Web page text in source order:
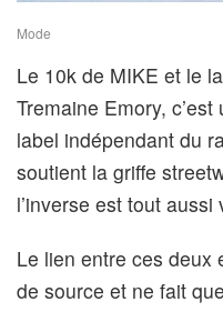
Mode
Le 10k de MIKE et le
Tremaine Emory,
label indépendant du
soutient la griffe
l’inverse est tout aussi
Le lien entre ces deux
de source et ne fait